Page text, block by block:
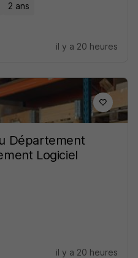
2 ans
il y a 20 heures
Département
Logiciel
il y a 20 heures